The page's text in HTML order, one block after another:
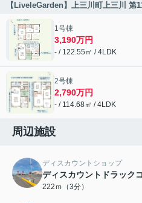
【LiveleGarden】上三川町上三川
1号棟
3,190万円
- / 122.55㎡ / 4LDK
2号棟
2,790万円
- / 114.68㎡ / 4LDK
周辺施設
ディスカウントショップ
ディスカウントドラック
222ｍ（3分）